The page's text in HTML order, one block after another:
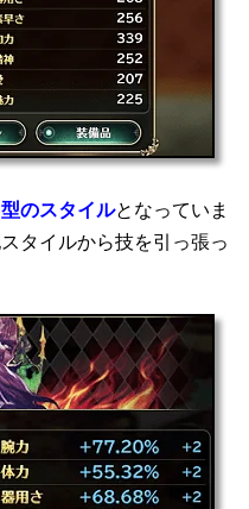
のスタイルとなっていま
タイルから技を引っ張っ